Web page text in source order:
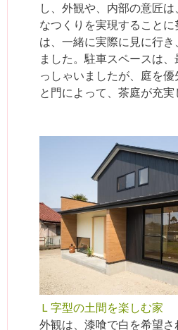
し、外観や、内部の意匠
なつくりを実現すること
は、一緒に実際に見に行
ました。駐車スペースは
っしゃいましたが、庭を
と門によって、茶庭が充実
Ｌ字型の土間を楽しむ家
外観は、漆喰で白を希望